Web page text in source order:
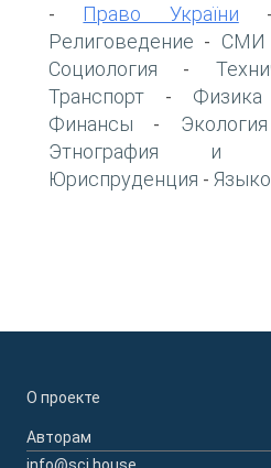
- Право України
Религоведение - СМИ
Социология -
Транспорт - Физика
Финансы - Экология
Этнография и
Юриспруденция -
О проекте
Авторам
info@sci.house